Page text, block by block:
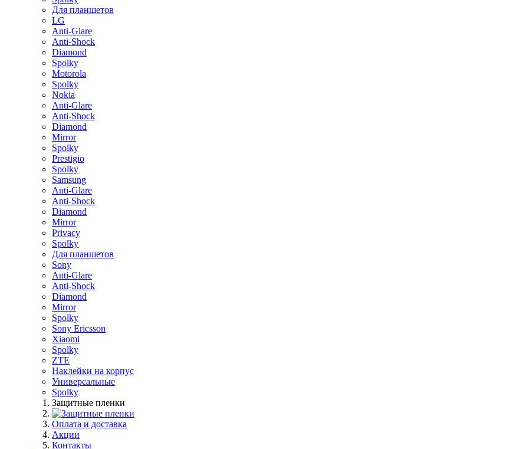
Для планшетов
LG
Anti-Glare
Anti-Shock
Diamond
Spolky
Motorola
Spolky
Nokia
Anti-Glare
Anti-Shock
Diamond
Mirror
Spolky
Prestigio
Spolky
Samsung
Anti-Glare
Anti-Shock
Diamond
Mirror
Privacy
Spolky
Для планшетов
Sony
Anti-Glare
Anti-Shock
Diamond
Mirror
Spolky
Sony Ericsson
Xiaomi
Spolky
ZTE
Наклейки на корпус
Универсальные
Spolky
Защитные пленки
Оплата и доставка
Акции
Контакты